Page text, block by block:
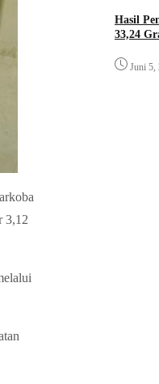
3,12
Hasil
33,24
Juni 5,